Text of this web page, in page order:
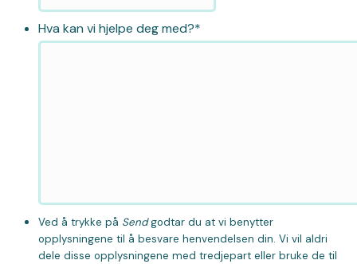
Hva kan vi hjelpe deg med?*
Ved å trykke på Sendgodtar du at vi benytter
opplysningene til å besvare henvendelsen din. Vi vil aldri
dele disse opplysningene med tredjepart eller bruke de til